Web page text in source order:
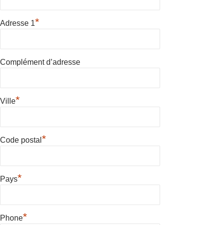
Adresse 1*
Complément d’adresse
Ville*
Code postal *
Pays*
Phone*